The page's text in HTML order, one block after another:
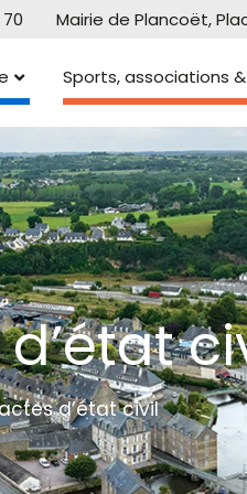
Mairie de Plancoët,
Sports, associations
d’état civil